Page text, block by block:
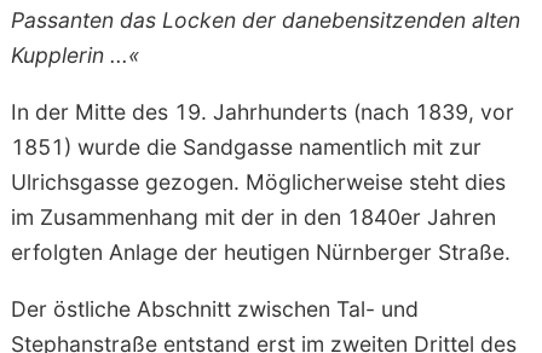
Passanten das Locken der danebensitzenden alten
Kupplerin ...«
In der Mitte des 19. Jahrhunderts (nach 1839, vor
1851) wurde die Sandgasse namentlich mit zur
Ulrichsgasse gezogen. Möglicherweise steht dies
im Zusammenhang mit der in den 1840er Jahren
erfolgten Anlage der heutigen Nürnberger Straße.
Der östliche Abschnitt zwischen Tal- und
Stephanstraße entstand erst im zweiten Drittel des